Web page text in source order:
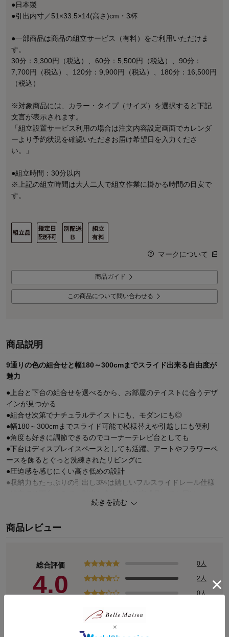
●日本製
●引出内寸／51×33.5×14(高さ)cm・3杯
●一部商品は商品の組立サービス（有料）をご利用いただけま
す。
30分：3,300円（税込）、60分：5,500円（税込）、90分：
7,700円（税込）、120分：9,900円（税込）、180分：16,500円
（税込）
※対象商品には、カラー・タイプ（サイズ）を選択すると下記
文言が表示されます。
「組立設置サービス利用の場合は注文内容設定画面でカレンダ
ーより予約状況を確認いただきお届け希望日を入力くださ
い。」
●組立時間：30分以内
※上記の組立時間は大人二人で組立作業に掛かる時間の目安で
す。
マークについて
商品ガイド
この商品について問い合わせる
商品説明
9通りの色の組合せと幅180～300cmまでスライド出来る自由度が
魅力
●上台と下台の組合せを選べるから、お部屋のテイストに合うデザ
インが見つかる
●組合せ次第でナチュラルテイストにも、モダンにも◎
●幅180～300cmまでスライド可能で模様替えや引越しにも便利
●角度も好きに調節できるのでコーナーテレビ台としても
●下台はディスプレイスペースとしても活躍。アートやフラワーベ
ースを飾るとぐっと洗練されたリビングに
●圧迫感を感じにくい高さ低めの設計
●収納力もたっぷりの引出し3杯は嬉しいフルスライドレール仕様
#モダンインテリア #ホテルライク
続きを読む
商品レビュー
総合評価
4.0
0人
2人
0人